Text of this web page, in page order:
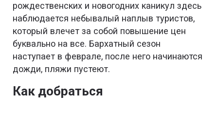
рождественских и новогодних каникул здесь
наблюдается небывалый наплыв туристов,
который влечет за собой повышение цен
буквально на все. Бархатный сезон
наступает в феврале, после него начинаются
дожди, пляжи пустеют.
Как добраться